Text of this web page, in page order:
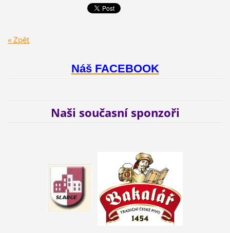
« Zpět
Náš FACEBOOK
Naši současní sponzoři